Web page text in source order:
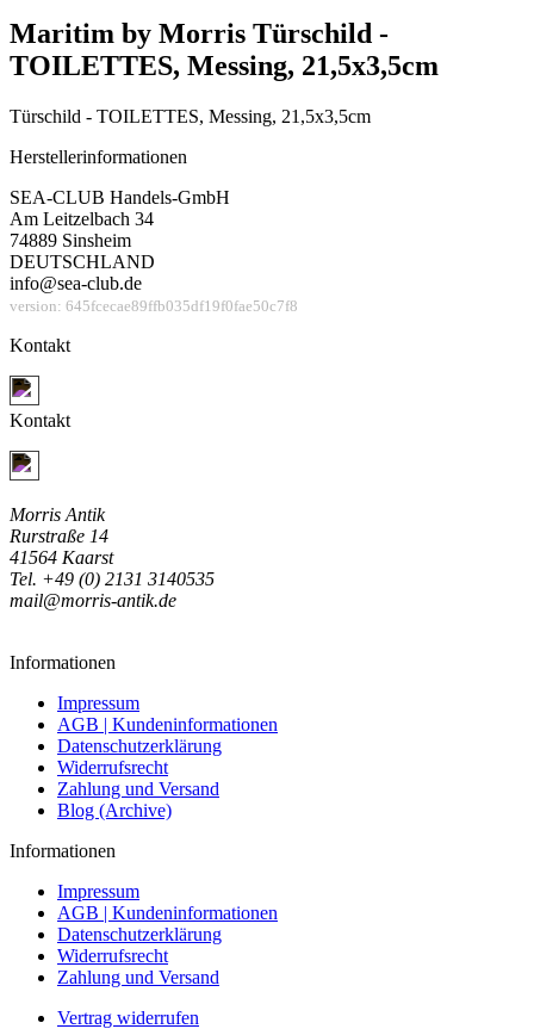
Maritim by Morris Türschild -
TOILETTES, Messing, 21,5x3,5cm
Türschild - TOILETTES, Messing, 21,5x3,5cm
Herstellerinformationen
SEA-CLUB Handels-GmbH
Am Leitzelbach 34
74889 Sinsheim
DEUTSCHLAND
info@sea-club.de
version: 645fcecae89ffb035df19f0fae50c7f8
Kontakt
Kontakt
Morris Antik
Rurstraße 14
41564 Kaarst
Tel. +49 (0) 2131 3140535
mail@morris-antik.de
Informationen
Impressum
AGB | Kundeninformationen
Datenschutzerklärung
Widerrufsrecht
Zahlung und Versand
Blog (Archive)
Informationen
Impressum
AGB | Kundeninformationen
Datenschutzerklärung
Widerrufsrecht
Zahlung und Versand
Vertrag widerrufen